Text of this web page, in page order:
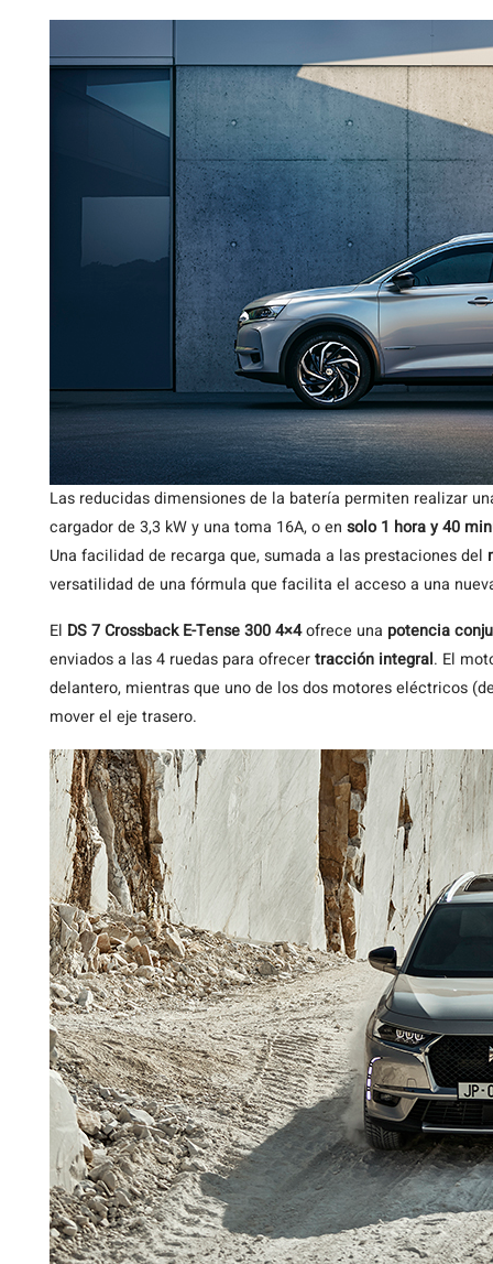
Las reducidas dimensiones de la batería permiten realizar
cargador de 3,3 kW y una toma 16A, o en solo 1 hora y 40
Una facilidad de recarga que, sumada a las prestaciones del
versatilidad de una fórmula que facilita el acceso a una
El DS 7 Crossback E-Tense 300 4×4ofrece una potencia
enviados a las 4 ruedas para ofrecertracción integral. El
delantero, mientras que uno de los dos motores eléctricos
mover el eje trasero.